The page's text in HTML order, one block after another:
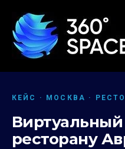
КЕЙС · МОСКВА ·
Виртуальный
ресторану